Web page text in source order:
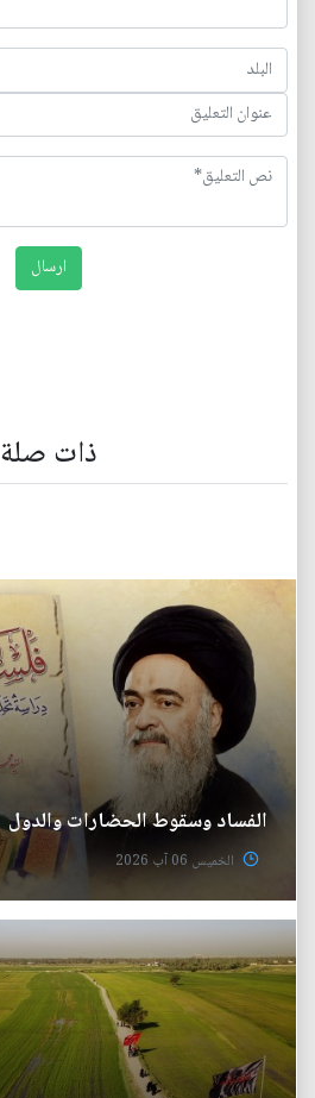
ذات صلة
الفساد وسقوط الحضارات والدول
الخميس 06 آب 2026